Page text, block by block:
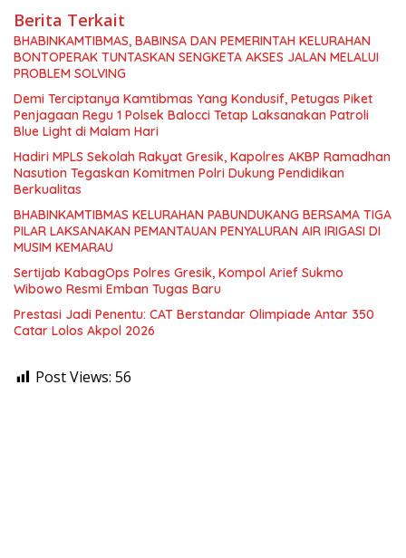
Berita Terkait
BHABINKAMTIBMAS, BABINSA DAN PEMERINTAH KELURAHAN
BONTOPERAK TUNTASKAN SENGKETA AKSES JALAN MELALUI
PROBLEM SOLVING
Demi Terciptanya Kamtibmas Yang Kondusif, Petugas Piket
Penjagaan Regu 1 Polsek Balocci Tetap Laksanakan Patroli
Blue Light di Malam Hari
Hadiri MPLS Sekolah Rakyat Gresik, Kapolres AKBP Ramadhan
Nasution Tegaskan Komitmen Polri Dukung Pendidikan
Berkualitas
BHABINKAMTIBMAS KELURAHAN PABUNDUKANG BERSAMA TIGA
PILAR LAKSANAKAN PEMANTAUAN PENYALURAN AIR IRIGASI DI
MUSIM KEMARAU
Sertijab KabagOps Polres Gresik, Kompol Arief Sukmo
Wibowo Resmi Emban Tugas Baru
Prestasi Jadi Penentu: CAT Berstandar Olimpiade Antar 350
Catar Lolos Akpol 2026
Post Views: 56